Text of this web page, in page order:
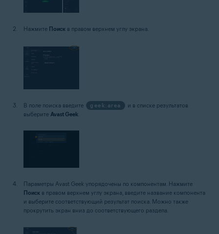
Нажмите Поиск в правом верхнем углу экрана.
В поле поиска введите geek:area
и в списке результатов
выберите Avast Geek
Параметры Avast Geek упорядочены по компонентам. Нажмите
Поиск в правом верхнем углу экрана, введите название компонента
и выберите соответствующий результат поиска. Можно также
прокрутить экран вниз до соответствующего раздела.